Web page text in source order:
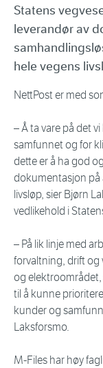
Statens
leverandør av
hele vegens
NettPost er med
– Å ta vare på det
samfunnet og for
dette er å ha god
dokumentasjon på
livsløp, sier Bjørn
vedlikehold i
– På lik linje med
forvaltning, drift og
og
til å kunne
kunder og
Laksforsmo.
M-Files har høy